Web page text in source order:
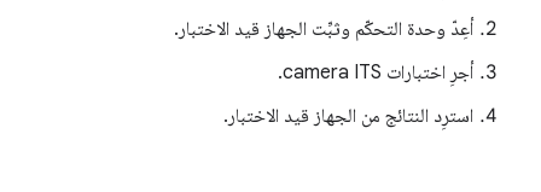
أعِدّ وحدة التحكّم وثبِّت الجهاز قيد الاختبار.
أجرِ اختبارات camera ITS.
استرِد النتائج من الجهاز قيد الاختبار.